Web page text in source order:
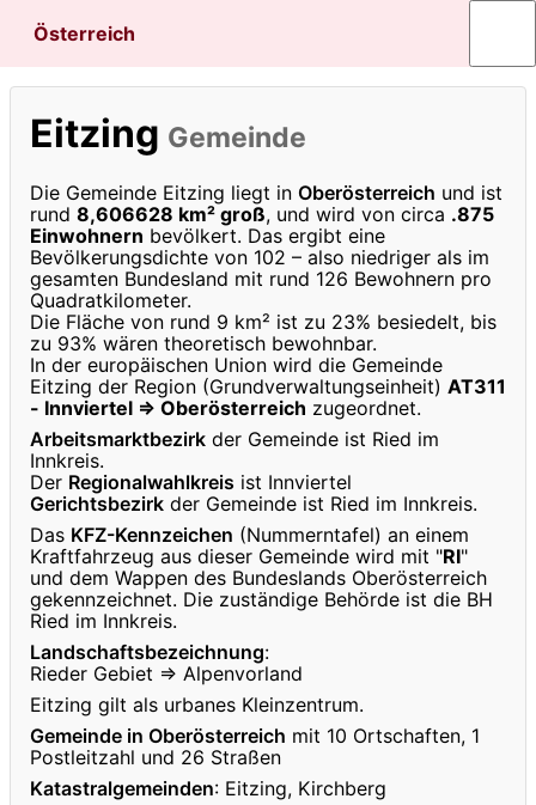
Österreich
Eitzing Gemeinde
Die Gemeinde Eitzing liegt in Oberösterreich und ist
rund 8,606628 km² groß, und wird von circa .875
Einwohnern bevölkert. Das ergibt eine
Bevölkerungsdichte von 102 – also niedriger als im
gesamten Bundesland mit rund 126 Bewohnern pro
Quadratkilometer.
Die Fläche von rund 9 km² ist zu 23% besiedelt, bis
zu 93% wären theoretisch bewohnbar.
In der europäischen Union wird die Gemeinde
Eitzing der Region (Grundverwaltungseinheit) AT311
- Innviertel ⇒ Oberösterreich zugeordnet.
Arbeitsmarktbezirk der Gemeinde ist Ried im
Innkreis.
Der Regionalwahlkreis ist Innviertel
Gerichtsbezirk der Gemeinde ist Ried im Innkreis.
Das KFZ-Kennzeichen (Nummerntafel) an einem
Kraftfahrzeug aus dieser Gemeinde wird mit "RI"
und dem Wappen des Bundeslands Oberösterreich
gekennzeichnet. Die zuständige Behörde ist die BH
Ried im Innkreis.
Landschaftsbezeichnung:
Rieder Gebiet ⇒ Alpenvorland
Eitzing gilt als urbanes Kleinzentrum.
Gemeinde in Oberösterreich mit 10 Ortschaften, 1
Postleitzahl und 26 Straßen
Katastralgemeinden: Eitzing, Kirchberg